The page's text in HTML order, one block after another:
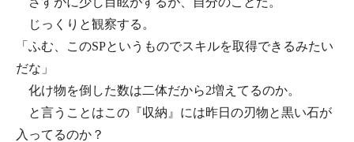
じっくりと観察する。
「ふむ、このSPというものでスキルを取得できるみたい
だな」
化け物を倒した数は二体だから2増えてるのか。
と言うことはこの『収納』には昨日の刃物と黒い石が
入ってるのか？